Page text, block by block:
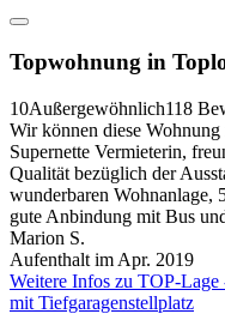
Topwohnung in
10Außergewöhnlich118
Wir können diese
Supernette Vermieterin,
Qualität bezüglich der
wunderbaren
gute Anbindung mit Bus
Marion S.
Aufenthalt im Apr. 2019
Weitere Infos zu TOP-
mit Tiefgaragenstellplatz